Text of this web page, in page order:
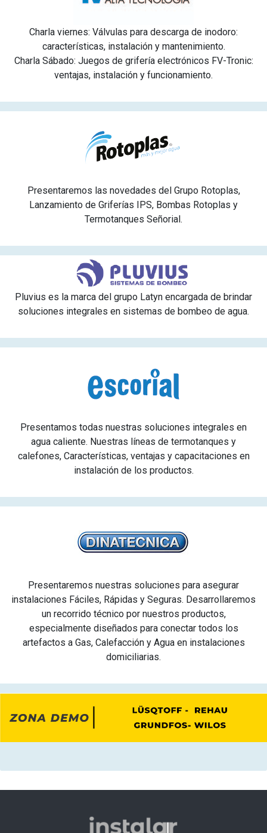
Charla viernes: Válvulas para descarga de inodoro:
características, instalación y mantenimiento.
Charla Sábado: Juegos de grifería electrónicos FV-Tronic:
ventajas, instalación y funcionamiento.
Presentaremos las novedades del Grupo Rotoplas,
Lanzamiento de Griferías IPS, Bombas Rotoplas y
Termotanques Señorial.
Pluvius es la marca del grupo Latyn encargada de brindar
soluciones integrales en sistemas de bombeo de agua.
Presentamos todas nuestras soluciones integrales en
agua caliente. Nuestras líneas de termotanques y
calefones, Características, ventajas y capacitaciones en
instalación de los productos.
Presentaremos nuestras soluciones para asegurar
instalaciones Fáciles, Rápidas y Seguras. Desarrollaremos
un recorrido técnico por nuestros productos,
especialmente diseñados para conectar todos los
artefactos a Gas, Calefacción y Agua en instalaciones
domiciliarias.